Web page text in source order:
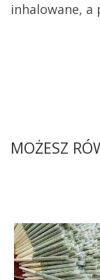
inhalowane, a
MOŻESZ